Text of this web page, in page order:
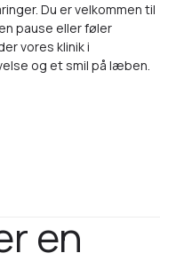
Du er velkommen til
pause eller føler
vores klinik i
og et smil på læben.
en